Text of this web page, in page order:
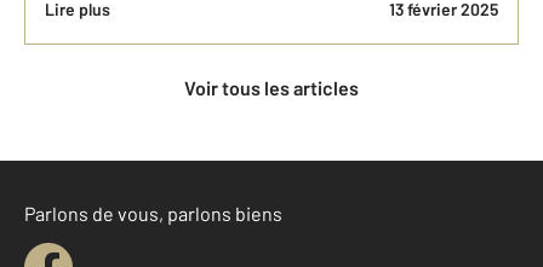
Lire plus 13 février 2025
Voir tous les articles
Parlons de vous, parlons biens